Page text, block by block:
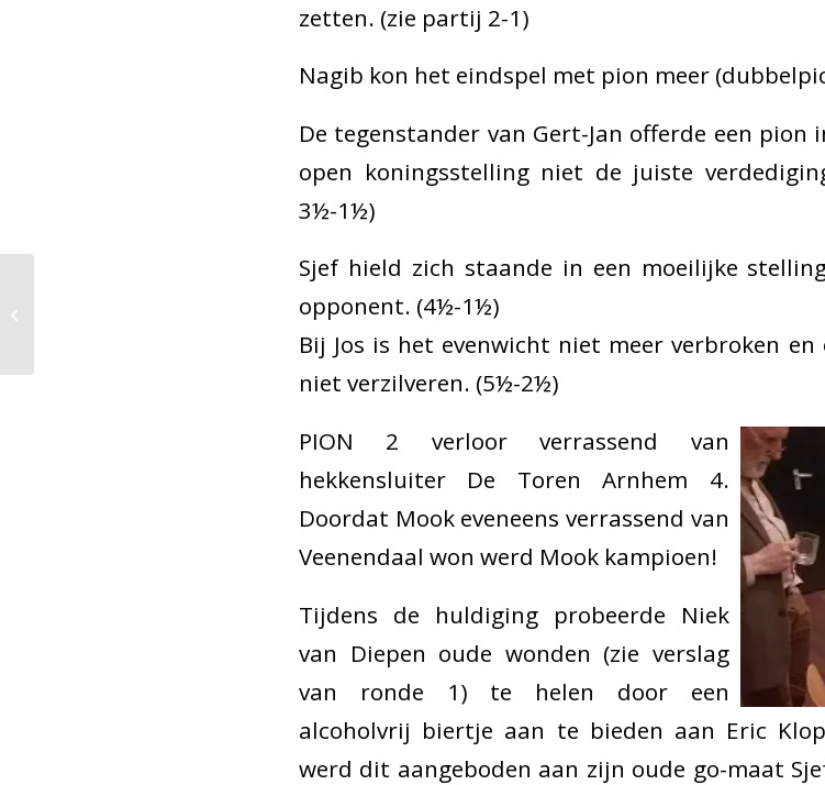
zetten. (zie partij 2-1)
Nagib kon het eindspel met pion meer
De tegenstander van Gert-Jan offerde een
open koningsstelling niet de juiste
3½-1½)
Sjef hield zich staande in een moeilijke
opponent. (4½-1½)
Bij Jos is het evenwicht niet meer verbroken
niet verzilveren. (5½-2½)
PION 2 verloor verrassend van
hekkensluiter De Toren Arnhem 4.
Doordat Mook eveneens verrassend van
Veenendaal won werd Mook kampioen!
Tijdens de huldiging probeerde Niek
van Diepen oude wonden (zie verslag
van ronde 1) te helen door een
alcoholvrij biertje aan te bieden aan Eric
werd dit aangeboden aan zijn oude go-maat